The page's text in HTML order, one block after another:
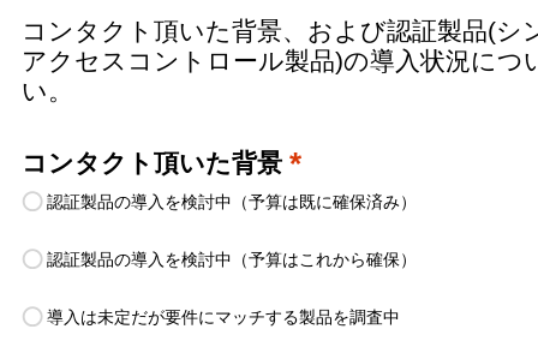
コンタクト頂いた背景、および認証製品(シ
アクセスコントロール製品)の導入状況につ
い。
コンタクト頂いた背景 *
認証製品の導入を検討中（予算は既に確保済み）
認証製品の導入を検討中（予算はこれから確保）
導入は未定だが要件にマッチする製品を調査中